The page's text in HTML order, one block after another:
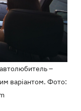
–
варіантом. Фото: